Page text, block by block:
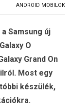
ANDROID MOBILOK
Samsung új
O
Grand On
Most egy
készülék,